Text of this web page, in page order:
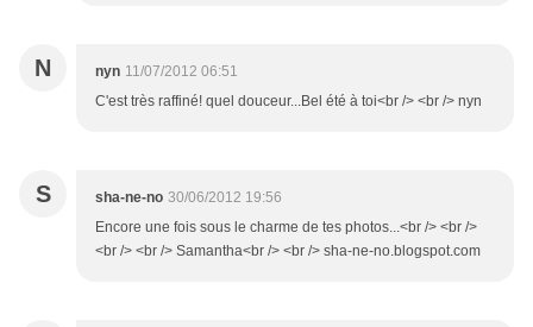
N nyn 11/07/2012 06:51
C'est très raffiné! quel douceur...Bel été à toi<br /> <br /> nyn
S sha-ne-no 30/06/2012 19:56
Encore une fois sous le charme de tes photos...<br /> <br />
<br /> <br /> Samantha<br /> <br /> sha-ne-no.blogspot.com